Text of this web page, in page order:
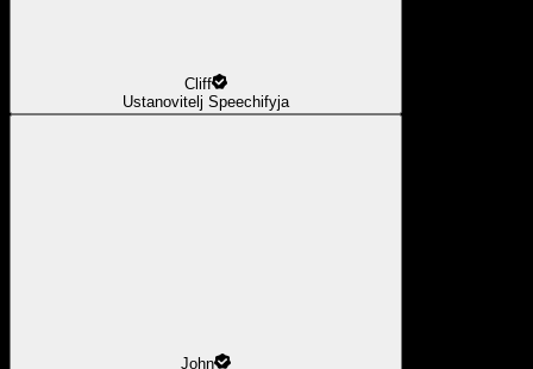
Cliff
Ustanovitelj Speechifyja
John